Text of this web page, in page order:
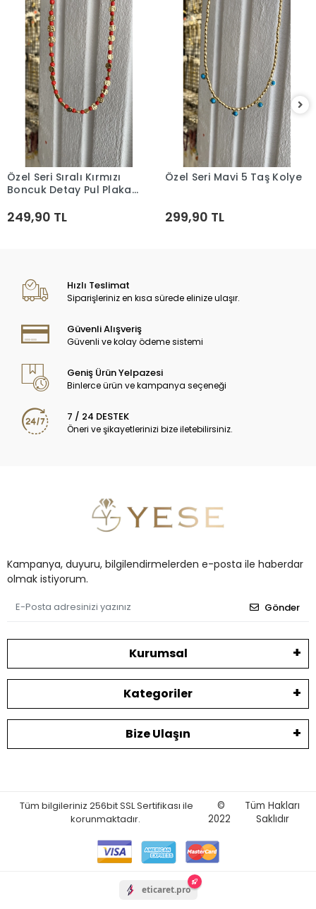
Sepete Ekle
Özel Seri Sıralı Kırmızı
Boncuk Detay Pul Plaka
249,90 TL
Sepete Ekle
Özel Seri Mavi 5 Taş Kolye
299,90 TL
Hızlı Teslimat
Siparişleriniz en kısa sürede elinize ulaşır.
Güvenli Alışveriş
Güvenli ve kolay ödeme sistemi
Geniş Ürün Yelpazesi
Binlerce ürün ve kampanya seçeneği
7 / 24 DESTEK
Öneri ve şikayetlerinizi bize iletebilirsiniz.
Kampanya, duyuru, bilgilendirmelerden e-posta ile haberdar
olmak istiyorum.
Gönder
Kurumsal
Kategoriler
Bize Ulaşın
Tüm bilgileriniz 256bit SSL Sertifikası ile
korunmaktadır.
©
2022
Tüm Hakları
Saklıdır
eticaret.pro